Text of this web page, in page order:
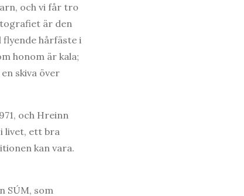
och vi får tro
är den
hårfäste i
honom är kala;
skiva över
och Hreinn
livet, ett bra
kan vara.
SÚM, som